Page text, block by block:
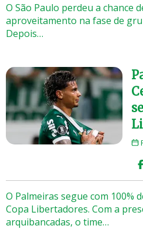
O São Paulo perdeu a chance
aproveitamento na fase de
Depois…
O Palmeiras segue com 100%
Copa Libertadores. Com a
arquibancadas, o time…